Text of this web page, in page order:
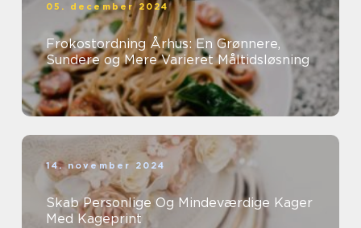
05. december 2024
Frokostordning Århus: En Grønnere,
Sundere og Mere Varieret Måltidsløsning
14. november 2024
Skab Personlige Og Mindeværdige Kager
Med Kageprint